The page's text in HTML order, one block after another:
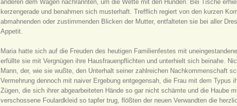
anderen dem Wagen nachrannten, um die Wette mit den Hunden. Bei Tische
kerzengerade und benahmen sich musterhaft. Trefflich regiert von den kurzen
abmahnenden oder zustimmenden Blicken der Mutter, entfalteten sie bei aller
Appetit.
Maria hatte sich auf die Freuden des heutigen Familienfestes mit
erfüllte sie mit Vergnügen ihre Hausfrauenpflichten und unterhielt sich beinahe.
Mann, der, wie sie wußte, den Unterhalt seiner zahlreichen Nachkommenschaft
Vermehrung dennoch mit naiver Ergebung entgegensah, die Frau mit dem Typus
Zügen, die sich ihrer abgearbeiteten Hände so gar nicht schämte und die Haube
verschossene Foulardkleid so tapfer trug, flößten der neuen Verwandten die